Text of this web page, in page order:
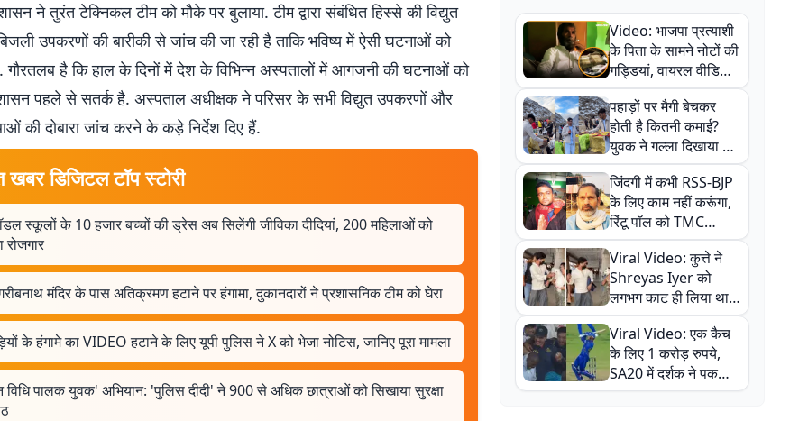
ने तुरंत टेक्निकल टीम को मौके पर बुलाया. टीम द्वारा संबंधित हिस्से की विद्युत
उपकरणों की बारीकी से जांच की जा रही है ताकि भविष्य में ऐसी घटनाओं को
गौरतलब है कि हाल के दिनों में देश के विभिन्न अस्पतालों में आगजनी की घटनाओं को
पहले से सतर्क है. अस्पताल अधीक्षक ने परिसर के सभी विद्युत उपकरणों और
की दोबारा जांच करने के कड़े निर्देश दिए हैं.
खबर डिजिटल टॉप स्टोरी
स्कूलों के 10 हजार बच्चों की ड्रेस अब सिलेंगी जीविका दीदियां, 200 महिलाओं को
रोजगार
मंदिर के पास अतिक्रमण हटाने पर हंगामा, दुकानदारों ने प्रशासनिक टीम को घेरा
के हंगामे का VIDEO हटाने के लिए यूपी पुलिस ने X को भेजा नोटिस, जानिए पूरा मामला
विधि पालक युवक' अभियान: 'पुलिस दीदी' ने 900 से अधिक छात्राओं को सिखाया सुरक्षा
Video: भाजपा प्रत्याशी
के पिता के सामने नोटों की
गड्डियां, वायरल वीडियो
से राजनीति में उबाल,
अजित महतो बोले- TMC
की गंदी चाल
पहाड़ों पर मैगी बेचकर
होती है कितनी कमाई?
युवक ने गल्ला दिखाया तो
नौकरी वालों के खड़े हो गए
कान
जिंदगी में कभी RSS-BJP
के लिए काम नहीं करूंगा,
रिंटू पॉल को TMC
ऑफिस में ले जाकर पीटा,
Video वायरल
Viral Video: कुत्ते ने
Shreyas Iyer को
लगभग काट ही लिया था,
न्यूजीलैंड सीरीज से पहले
बाल-बाल बचे
Viral Video: एक कैच
के लिए 1 करोड़ रुपये,
SA20 में दर्शक ने पकड़ा
एक हाथ से गजब का कैच